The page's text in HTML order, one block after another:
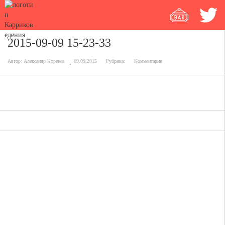
2015-09-09 15-23-33
Автор: Александр Коренев 09.09.2015 Рубрика: Комментарии